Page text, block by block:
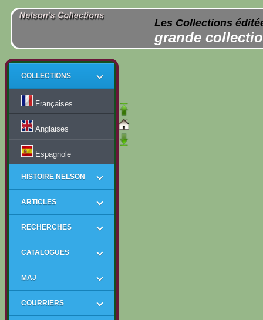
Les Collections
grande
COLLECTIONS
Françaises
Anglaises
Espagnole
HISTOIRE NELSON
ARTICLES
RECHERCHES
CATALOGUES
MAJ
COURRIERS